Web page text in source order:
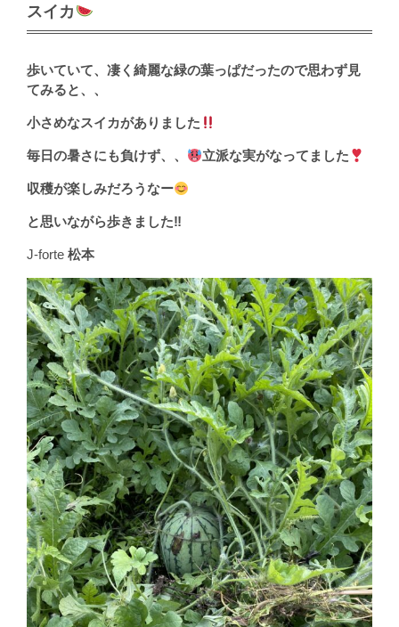
スイカ
歩いていて、凄く綺麗な緑の葉っぱだったので思わず見
てみると、、
小さめなスイカがありました
毎日の暑さにも負けず、、 立派な実がなってました
収穫が楽しみだろうなー
と思いながら歩きました‼︎
J-forte松本